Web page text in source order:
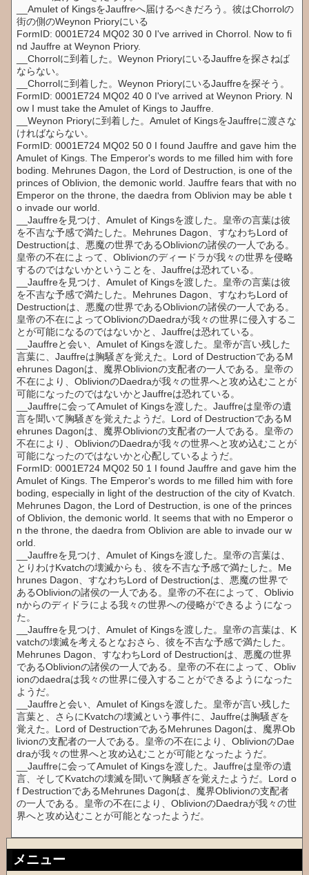
__Amulet of KingsをJauffreへ届けるべきだろう。彼はChorrolの
街の側のWeynon Prioryにいる
FormID: 0001E724 MQ02 30 0 I've arrived in Chorrol. Now to fi
nd Jauffre at Weynon Priory.
__Chorrolに到着した。Weynon PrioryにいるJauffreを探さねば
ならない。
__Chorrolに到着した。Weynon PrioryにいるJauffreを探そう。
FormID: 0001E724 MQ02 40 0 I've arrived at Weynon Priory. N
ow I must take the Amulet of Kings to Jauffre.
__Weynon Prioryに到着した。Amulet of KingsをJauffreに渡さな
ければならない。
FormID: 0001E724 MQ02 50 0 I found Jauffre and gave him the
Amulet of Kings. The Emperor's words to me filled him with fore
boding. Mehrunes Dagon, the Lord of Destruction, is one of the
princes of Oblivion, the demonic world. Jauffre fears that with no
Emperor on the throne, the daedra from Oblivion may be able t
o invade our world.
__Jauffreを見つけ、Amulet of Kingsを渡した。皇帝の言葉は彼
を不吉な予感で満たした。Mehrunes Dagon、すなわちLord of
Destructionは、悪魔の世界であるOblivionの諸侯の一人である。
皇帝の不在によって、Oblivionのディードラが我々の世界を侵略
するのではないかということを、Jauffreは恐れている。
__Jauffreを見つけ、Amulet of Kingsを渡した。皇帝の言葉は彼
を不吉な予感で満たした。Mehrunes Dagon、すなわちLord of
Destructionは、悪魔の世界であるOblivionの諸侯の一人である。
皇帝の不在によってOblivionのDaedraが我々の世界に侵入するこ
とが可能になるのではないかと、Jauffreは恐れている。
__Jauffreと会い、Amulet of Kingsを渡した。皇帝が言い残した
言葉に、Jauffreは胸騒ぎを覚えた。Lord of DestructionであるM
ehrunes Dagonは、魔界Oblivionの支配者の一人である。皇帝の
不在により、OblivionのDaedraが我々の世界へと攻め込むことが
可能になったのではないかとJauffreは恐れている。
__Jauffreに会ってAmulet of Kingsを渡した。Jauffreは皇帝の遺
言を聞いて胸騒ぎを覚えたようだ。Lord of DestructionであるM
ehrunes Dagonは、魔界Oblivionの支配者の一人である。皇帝の
不在により、OblivionのDaedraが我々の世界へと攻め込むことが
可能になったのではないかと心配しているようだ。
FormID: 0001E724 MQ02 50 1 I found Jauffre and gave him the
Amulet of Kings. The Emperor's words to me filled him with fore
boding, especially in light of the destruction of the city of Kvatch.
Mehrunes Dagon, the Lord of Destruction, is one of the princes
of Oblivion, the demonic world. It seems that with no Emperor o
n the throne, the daedra from Oblivion are able to invade our w
orld.
__Jauffreを見つけ、Amulet of Kingsを渡した。皇帝の言葉は、
とりわけKvatchの壊滅からも、彼を不吉な予感で満たした。Me
hrunes Dagon、すなわちLord of Destructionは、悪魔の世界で
あるOblivionの諸侯の一人である。皇帝の不在によって、Oblivio
nからのディドラによる我々の世界への侵略ができるようになっ
た。
__Jauffreを見つけ、Amulet of Kingsを渡した。皇帝の言葉は、K
vatchの壊滅を考えるとなおさら、彼を不吉な予感で満たした。
Mehrunes Dagon、すなわちLord of Destructionは、悪魔の世界
であるOblivionの諸侯の一人である。皇帝の不在によって、Obliv
ionのdaedraは我々の世界に侵入することができるようになった
ようだ。
__Jauffreと会い、Amulet of Kingsを渡した。皇帝が言い残した
言葉と、さらにKvatchの壊滅という事件に、Jauffreは胸騒ぎを
覚えた。Lord of DestructionであるMehrunes Dagonは、魔界Ob
livionの支配者の一人である。皇帝の不在により、OblivionのDae
draが我々の世界へと攻め込むことが可能となったようだ。
__Jauffreに会ってAmulet of Kingsを渡した。Jauffreは皇帝の遺
言、そしてKvatchの壊滅を聞いて胸騒ぎを覚えたようだ。Lord o
f DestructionであるMehrunes Dagonは、魔界Oblivionの支配者
の一人である。皇帝の不在により、OblivionのDaedraが我々の世
界へと攻め込むことが可能となったようだ。
メニュー